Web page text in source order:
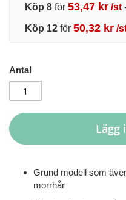
Köp 8 för 53,47 kr /st
Köp 12 för 50,32 kr /
Antal
Lägg
Grund modell som
morrhår